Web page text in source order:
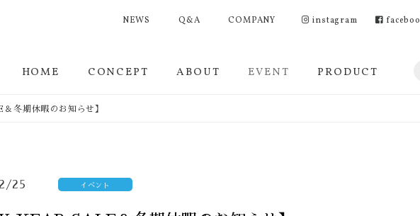
HOME CONCEPT ABOUT EVENT PRODUCT
NEWS Q&A COMPANY instagram
冬期休暇のお知らせ】
25 イベント